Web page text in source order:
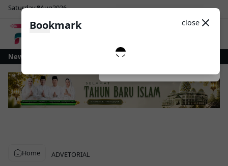
Saturday8Aug2026
Light
News Gelontorkan Rp1 Miliar untuk Revitalisasi Alun-Alun Paloko
Home ADVETORIAL
Bookmark close